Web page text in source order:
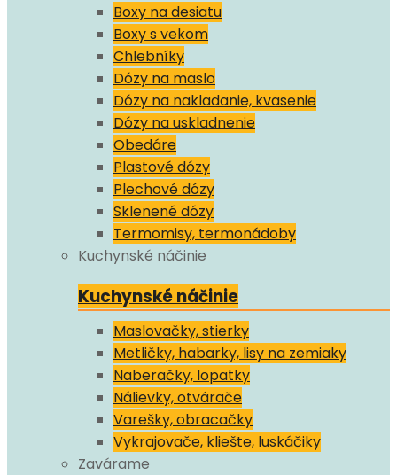
Boxy na desiatu
Boxy s vekom
Chlebníky
Dózy na maslo
Dózy na nakladanie, kvasenie
Dózy na uskladnenie
Obedáre
Plastové dózy
Plechové dózy
Sklenené dózy
Termomisy, termonádoby
Kuchynské náčinie
Kuchynské náčinie
Maslovačky, stierky
Metličky, habarky, lisy na zemiaky
Naberačky, lopatky
Nálievky, otvárače
Varešky, obracačky
Vykrajovače, kliešte, luskáčiky
Zavárame